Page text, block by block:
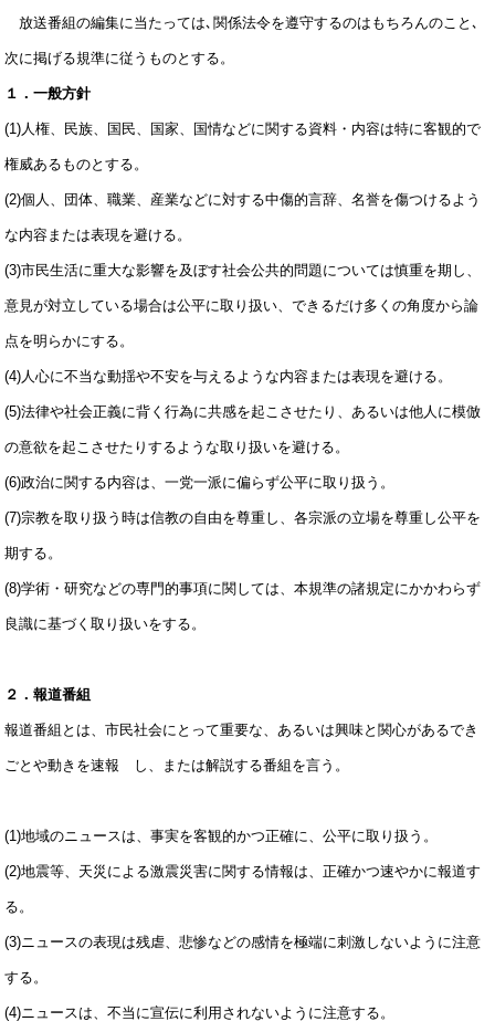
パーソナリティ募集
スポンサー募集
放送料金
放送番組の編集に当たっては､関係法令を遵守するのはもちろんのこと､
次に掲げる規準に従うものとする。
１．一般方針
(1)人権、民族、国民、国家、国情などに関する資料・内容は特に客観的で
権威あるものとする。
(2)個人、団体、職業、産業などに対する中傷的言辞、名誉を傷つけるよう
な内容または表現を避ける。
(3)市民生活に重大な影響を及ぼす社会公共的問題については慎重を期し、
意見が対立している場合は公平に取り扱い、できるだけ多くの角度から論
点を明らかにする。
(4)人心に不当な動揺や不安を与えるような内容または表現を避ける。
(5)法律や社会正義に背く行為に共感を起こさせたり、あるいは他人に模倣
の意欲を起こさせたりするような取り扱いを避ける。
(6)政治に関する内容は、一党一派に偏らず公平に取り扱う。
(7)宗教を取り扱う時は信教の自由を尊重し、各宗派の立場を尊重し公平を
期する。
(8)学術・研究などの専門的事項に関しては、本規準の諸規定にかかわらず
良識に基づく取り扱いをする。
２．報道番組
報道番組とは、市民社会にとって重要な、あるいは興味と関心があるでき
ごとや動きを速報 し、または解説する番組を言う。
(1)地域のニュースは、事実を客観的かつ正確に、公平に取り扱う。
(2)地震等、天災による激震災害に関する情報は、正確かつ速やかに報道す
る。
(3)ニュースの表現は残虐、悲惨などの感情を極端に刺激しないように注意
する。
(4)ニュースは、不当に宣伝に利用されないように注意する。